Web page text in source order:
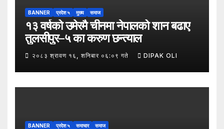
BANNER प्रदेश ५ मुख्य समाज
१३ वर्षको उमेरमै चीनमा नेपालको शान बढाए
तुलसीपुर–५ का करुण छन्त्याल
२०८३ श्रावण १६, शनिबार ०६:०९ गते DIPAK OLI
BANNER प्रदेश ५ समाचार समाज